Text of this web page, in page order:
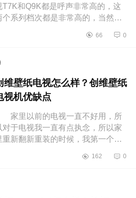
T7K和Q9K都是呼声非常高的，这
个系列档次都是非常高的，当然
更高，不过很多消费者也非常疑
66 0
维壁纸电视怎么样？创维壁纸
视机优缺点
里以前的电视一直不好用，所
对于电视我一直有点执念，所以家
重新翻新重装的时候，我第一个就
么的没什么经验，所以为了用起
162 0